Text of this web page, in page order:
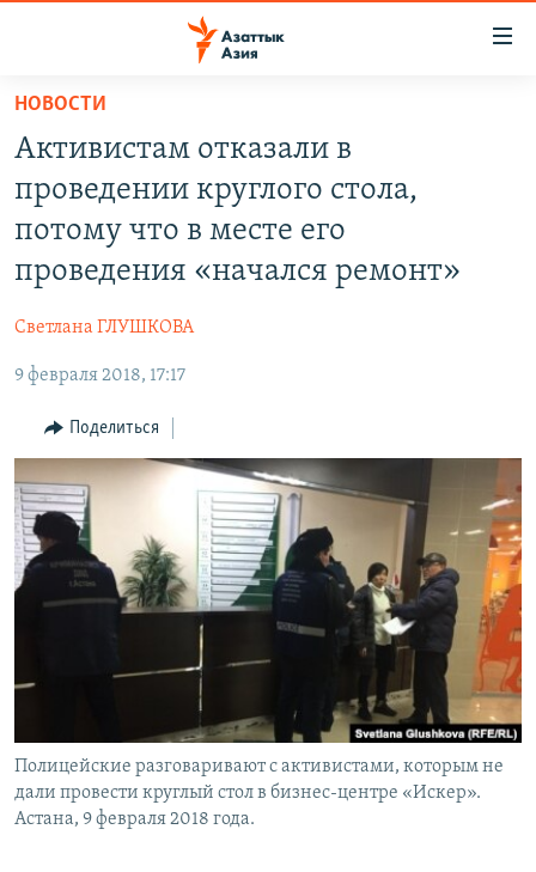
Вернуться
основному
содержанию
Вернутся
главной
Вернутся
ВОЙНА В УКРАИНЕ
ЎЗБЕКЧА
ТОҶИКӢ
TÜRKMENÇE
ПОДПИШИТЕСЬ НА НАС В СОЦСЕТЯХ
Все сайты РСЕ/РС
НОВОСТИ
Активистам отказали в
проведении круглого стола,
потому что в месте его
проведения «начался ремонт»
Светлана ГЛУШКОВА
9 февраля 2018, 17:17
Поделиться
Полицейские разговаривают с активистами, которым не
дали провести круглый стол в бизнес-центре «Искер».
Астана, 9 февраля 2018 года.